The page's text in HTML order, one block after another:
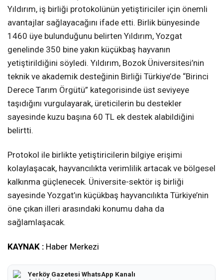
Yıldırım, iş birliği protokolünün yetiştiriciler için önemli
avantajlar sağlayacağını ifade etti. Birlik bünyesinde
1460 üye bulunduğunu belirten Yıldırım, Yozgat
genelinde 350 bine yakın küçükbaş hayvanın
yetiştirildiğini söyledi. Yıldırım, Bozok Üniversitesi’nin
teknik ve akademik desteğinin Birliği Türkiye’de “Birinci
Derece Tarım Örgütü” kategorisinde üst seviyeye
taşıdığını vurgulayarak, üreticilerin bu destekler
sayesinde kuzu başına 60 TL ek destek alabildiğini
belirtti.
Protokol ile birlikte yetiştiricilerin bilgiye erişimi
kolaylaşacak, hayvancılıkta verimlilik artacak ve bölgesel
kalkınma güçlenecek. Üniversite-sektör iş birliği
sayesinde Yozgat’ın küçükbaş hayvancılıkta Türkiye’nin
öne çıkan illeri arasındaki konumu daha da
sağlamlaşacak.
KAYNAK : Haber Merkezi
Yerköy Gazetesi WhatsApp Kanalı